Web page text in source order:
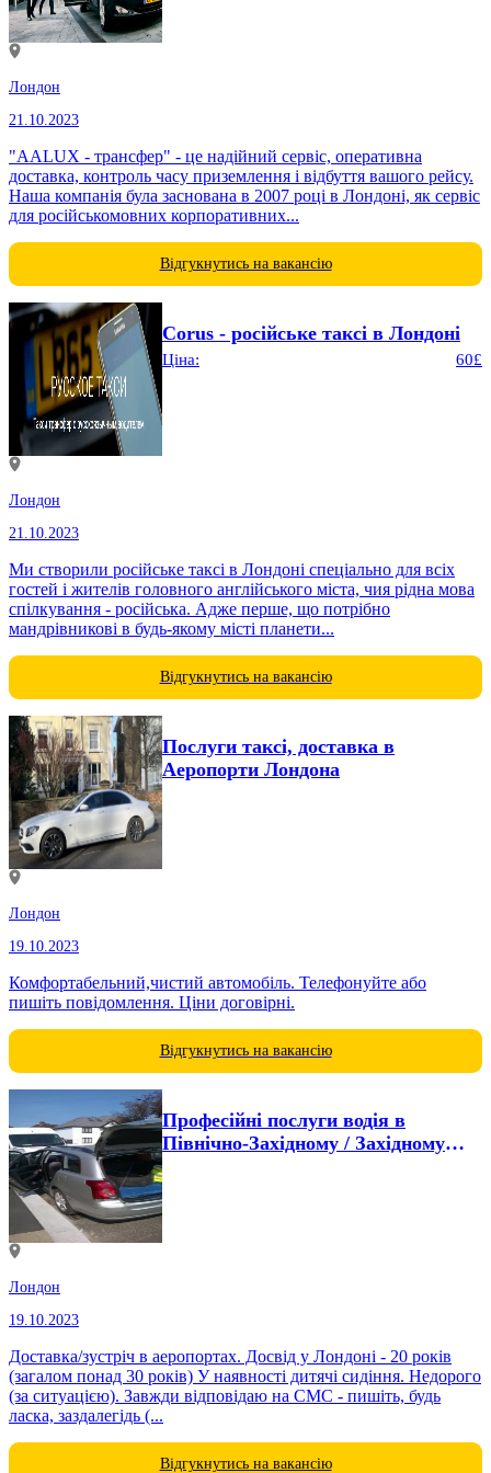
Лондон
21.10.2023
"AALUX - трансфер" - це надійний сервіс, оперативна
доставка, контроль часу приземлення і відбуття вашого рейсу.
Наша компанія була заснована в 2007 році в Лондоні, як сервіс
для російськомовних корпоративних...
Відгукнутись на вакансію
Corus - російське таксі в Лондоні
Ціна: 60£
Лондон
21.10.2023
Ми створили російське таксі в Лондоні спеціально для всіх
гостей і жителів головного англійського міста, чия рідна мова
спілкування - російська. Адже перше, що потрібно
мандрівникові в будь-якому місті планети...
Відгукнутись на вакансію
Послуги таксі, доставка в
Аеропорти Лондона
Лондон
19.10.2023
Комфортабельний,чистий автомобіль. Телефонуйте або
пишіть повідомлення. Ціни договірні.
Відгукнутись на вакансію
Професійні послуги водія в
Північно-Західному / Західному
Лондон
19.10.2023
Доставка/зустріч в аеропортах. Досвід у Лондоні - 20 років
(загалом понад 30 років) У наявності дитячі сидіння. Недорого
(за ситуацією). Завжди відповідаю на СМС - пишіть, будь
ласка, заздалегідь (...
Відгукнутись на вакансію